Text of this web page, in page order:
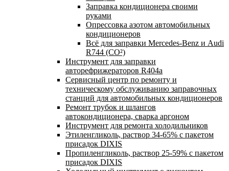
Заправка кондиционера своими
руками
Опрессовка азотом автомобильных
кондиционеров
Всё для заправки Mercedes-Benz и Audi
R744 (CO²)
Инструмент для заправки
авторефрижераторов R404a
Сервисный центр по ремонту и
техническому обслуживанию заправочных
станций для автомобильных кондиционеров
Ремонт трубок и шлангов
автокондиционера, сварка аргоном
Инструмент для ремонта холодильников
Этиленгликоль, раствор 34-65% с пакетом
присадок DIXIS
Пропиленгликоль, раствор 25-59% с пакетом
присадок DIXIS